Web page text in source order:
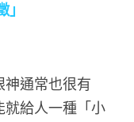
通常也很有
給人一種「小